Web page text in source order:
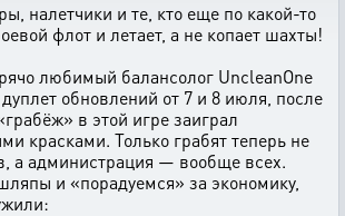
налетчики и те, кто еще по какой-то
флот и летает, а не копает шахты!
любимый балансолог UncleanOne
обновлений от 7 и 8 июля, после
в этой игре заиграл
красками. Только грабят теперь не
а администрация — вообще всех.
и «порадуемся» за экономику,